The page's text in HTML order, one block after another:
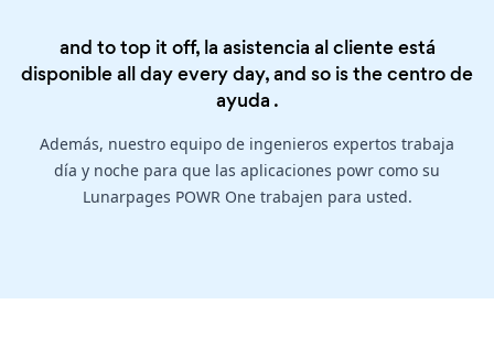
and to top it off, la asistencia al cliente está
disponible all day every day, and so is thecentro de
ayuda .
Además, nuestro equipo de ingenieros expertos trabaja
día y noche para que las aplicaciones powr como su
Lunarpages POWR One trabajen para usted.